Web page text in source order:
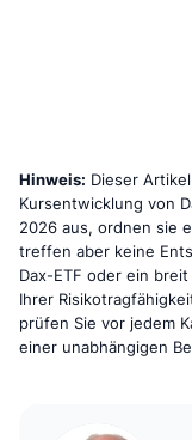
Hinweis: Dieser
Kursentwicklung von
2026 aus, ordnen sie
treffen aber keine
Dax-ETF oder ein
Ihrer
prüfen Sie vor jedem
einer unabhängigen